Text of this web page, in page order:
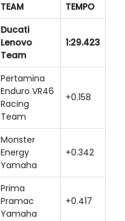
TEAM TEMPO
Ducati
Lenovo
Team
1:29.423
Pertamina
Enduro VR46
Racing
Team
+0.158
Monster
Energy
Yamaha
+0.342
Prima
Pramac
Yamaha
+0.417